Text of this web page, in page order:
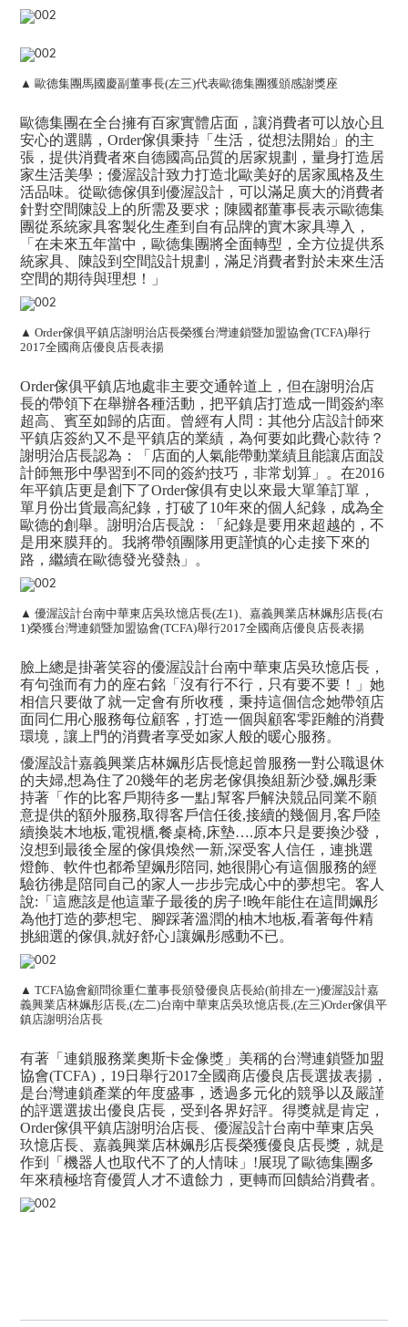
▲ 歐德集團馬國慶副董事長(左三)代表歐德集團獲頒感謝獎座
歐德集團在全台擁有百家實體店面，讓消費者可以放心且
安心的選購，Order傢俱秉持「生活，從想法開始」的主
張，提供消費者來自德國高品質的居家規劃，量身打造居
家生活美學；優渥設計致力打造北歐美好的居家風格及生
活品味。從歐德傢俱到優渥設計，可以滿足廣大的消費者
針對空間陳設上的所需及要求；陳國都董事長表示歐德集
團從系統家具客製化生產到自有品牌的實木家具導入，
「在未來五年當中，歐德集團將全面轉型，全方位提供系
統家具、陳設到空間設計規劃，滿足消費者對於未來生活
空間的期待與理想！」
▲ Order傢俱平鎮店謝明治店長榮獲台灣連鎖暨加盟協會(TCFA)舉行
2017全國商店優良店長表揚
Order傢俱平鎮店地處非主要交通幹道上，但在謝明治店
長的帶領下在舉辦各種活動，把平鎮店打造成一間簽約率
超高、賓至如歸的店面。曾經有人問：其他分店設計師來
平鎮店簽約又不是平鎮店的業績，為何要如此費心款待？
謝明治店長認為：「店面的人氣能帶動業績且能讓店面設
計師無形中學習到不同的簽約技巧，非常划算」。在2016
年平鎮店更是創下了Order傢俱有史以來最大單筆訂單，
單月份出貨最高紀錄，打破了10年來的個人紀錄，成為全
歐德的創舉。謝明治店長說：「紀錄是要用來超越的，不
是用來膜拜的。我將帶領團隊用更謹慎的心走接下來的
路，繼續在歐德發光發熱」。
▲ 優渥設計台南中華東店吳玖憶店長(左1)、嘉義興業店林姵彤店長(右
1)榮獲台灣連鎖暨加盟協會(TCFA)舉行2017全國商店優良店長表揚
臉上總是掛著笑容的優渥設計台南中華東店吳玖憶店長，
有句強而有力的座右銘「沒有行不行，只有要不要！」她
相信只要做了就一定會有所收穫，秉持這個信念她帶領店
面同仁用心服務每位顧客，打造一個與顧客零距離的消費
環境，讓上門的消費者享受如家人般的暖心服務。
優渥設計嘉義興業店林姵彤店長憶起曾服務一對公職退休
的夫婦,想為住了20幾年的老房老傢俱換組新沙發,姵彤秉
持著「作的比客戶期待多一點｣幫客戶解決競品同業不願
意提供的額外服務,取得客戶信任後,接續的幾個月,客戶陸
續換裝木地板,電視櫃,餐桌椅,床墊….原本只是要換沙發，
沒想到最後全屋的傢俱煥然一新,深受客人信任，連挑選
燈飾、軟件也都希望姵彤陪同, 她很開心有這個服務的經
驗彷彿是陪同自己的家人一步步完成心中的夢想宅。客人
說:「這應該是他這輩子最後的房子!晚年能住在這間姵彤
為他打造的夢想宅、腳踩著溫潤的柚木地板,看著每件精
挑細選的傢俱,就好舒心｣讓姵彤感動不已。
▲ TCFA協會顧問徐重仁董事長頒發優良店長給(前排左一)優渥設計嘉
義興業店林姵彤店長,(左二)台南中華東店吳玖憶店長,(左三)Order傢俱平
鎮店謝明治店長
有著「連鎖服務業奧斯卡金像獎」美稱的台灣連鎖暨加盟
協會(TCFA)，19日舉行2017全國商店優良店長選拔表揚，
是台灣連鎖產業的年度盛事，透過多元化的競爭以及嚴謹
的評選選拔出優良店長，受到各界好評。得獎就是肯定，
Order傢俱平鎮店謝明治店長、優渥設計台南中華東店吳
玖憶店長、嘉義興業店林姵彤店長榮獲優良店長獎，就是
作到「機器人也取代不了的人情味」!展現了歐德集團多
年來積極培育優質人才不遺餘力，更轉而回饋給消費者。